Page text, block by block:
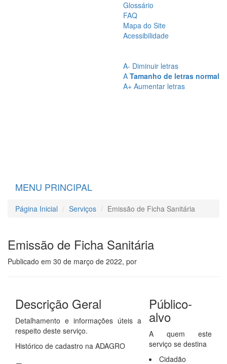
Glossário
FAQ
Mapa do Site
Acessibilidade
A- Diminuir letras
A Tamanho de letras normal
A+ Aumentar letras
MENU PRINCIPAL
Página Inicial Serviços Emissão de Ficha Sanitária
Emissão de Ficha Sanitária
Publicado em 30 de março de 2022, por
Descrição Geral
Detalhamento e informações úteis a
respeito deste serviço.
Histórico de cadastro na ADAGRO
Público-
alvo
A quem este
serviço se destina
Cidadão